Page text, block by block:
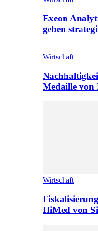
Exeon
geben
Wirtschaft
Medaille von
Wirtschaft
HiMed von